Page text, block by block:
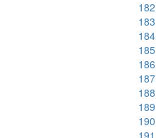
182
183
184
185
186
187
188
189
190